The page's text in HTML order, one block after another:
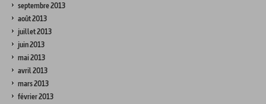
septembre 2013
août 2013
juillet 2013
juin 2013
mai 2013
avril 2013
mars 2013
février 2013